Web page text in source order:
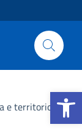
Apri la
e territorio